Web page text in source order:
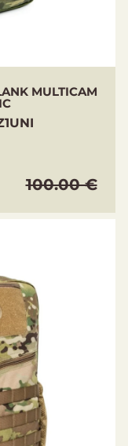
MULTICAM
100.00 €